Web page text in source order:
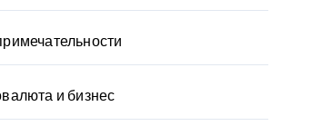
и бизнес